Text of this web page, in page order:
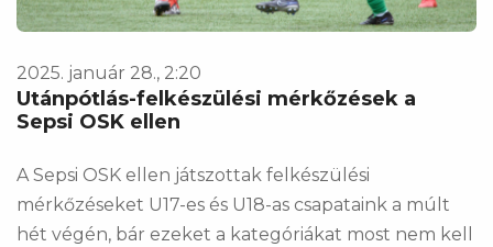
2025. január 28., 2:20
Utánpótlás-felkészülési mérkőzések a
Sepsi OSK ellen
A Sepsi OSK ellen játszottak felkészülési
mérkőzéseket U17-es és U18-as csapataink a múlt
hét végén, bár ezeket a kategóriákat most nem kell